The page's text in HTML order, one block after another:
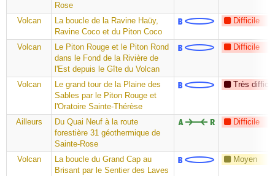
Rose
Volcan
La boucle de la Ravine Haüy,
Ravine Coco et du Piton Coco
Difficile
Volcan
Le Piton Rouge et le Piton Rond
dans le Fond de la Rivière de
l'Est depuis le Gîte du Volcan
Difficile
Volcan
Le grand tour de la Plaine des
Sables par le Piton Rouge et
l'Oratoire Sainte-Thérèse
Très
Ailleurs
Du Quai Neuf à la route
forestière 31 géothermique de
Sainte-Rose
Difficile
Volcan
La boucle du Grand Cap au
Brisant par le Sentier des Laves
Moyen